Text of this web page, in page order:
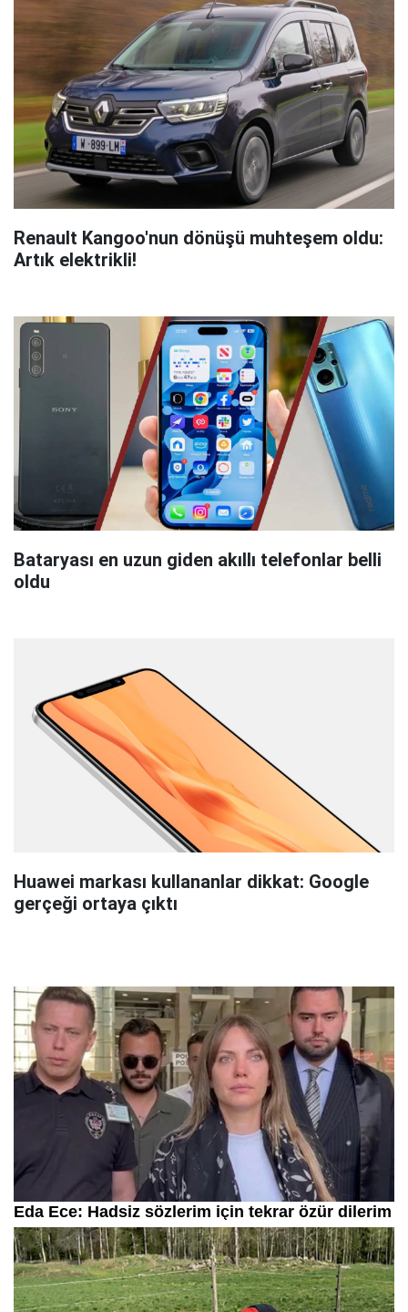
Renault Kangoo'nun dönüşü muhteşem oldu:
Artık elektrikli!
Bataryası en uzun giden akıllı telefonlar belli
oldu
Huawei markası kullananlar dikkat: Google
gerçeği ortaya çıktı